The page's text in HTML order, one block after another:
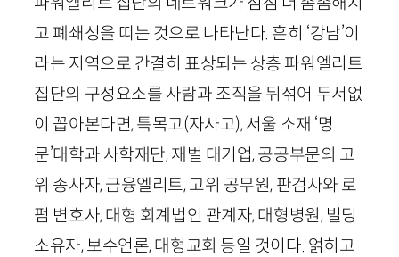
고 폐쇄성을 띠는 것으로 나타난다. 흔히 ‘강남’이
라는 지역으로 간결히 표상되는 상층 파워엘리트
집단의 구성요소를 사람과 조직을 뒤섞어 두서없
이 꼽아본다면, 특목고(자사고), 서울 소재 ‘명
문’대학과 사학재단, 재벌 대기업, 공공부문의 고
위 종사자, 금융엘리트, 고위 공무원, 판검사와 로
펌 변호사, 대형 회계법인 관계자, 대형병원, 빌딩
소유자, 보수언론, 대형교회 등일 것이다. 얽히고